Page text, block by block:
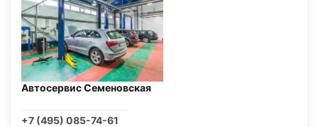
Автосервис Семеновская
+7 (495) 085-74-61